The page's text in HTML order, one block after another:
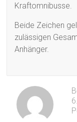
Kraftomnibusse.
Beide Zeichen
zulässigen
Anhänger.